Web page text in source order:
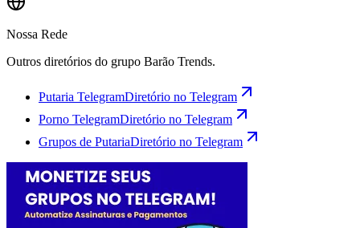
Nossa Rede
Outros diretórios do grupo Barão Trends.
Putaria TelegramDiretório no Telegram
Porno TelegramDiretório no Telegram
Grupos de PutariaDiretório no Telegram